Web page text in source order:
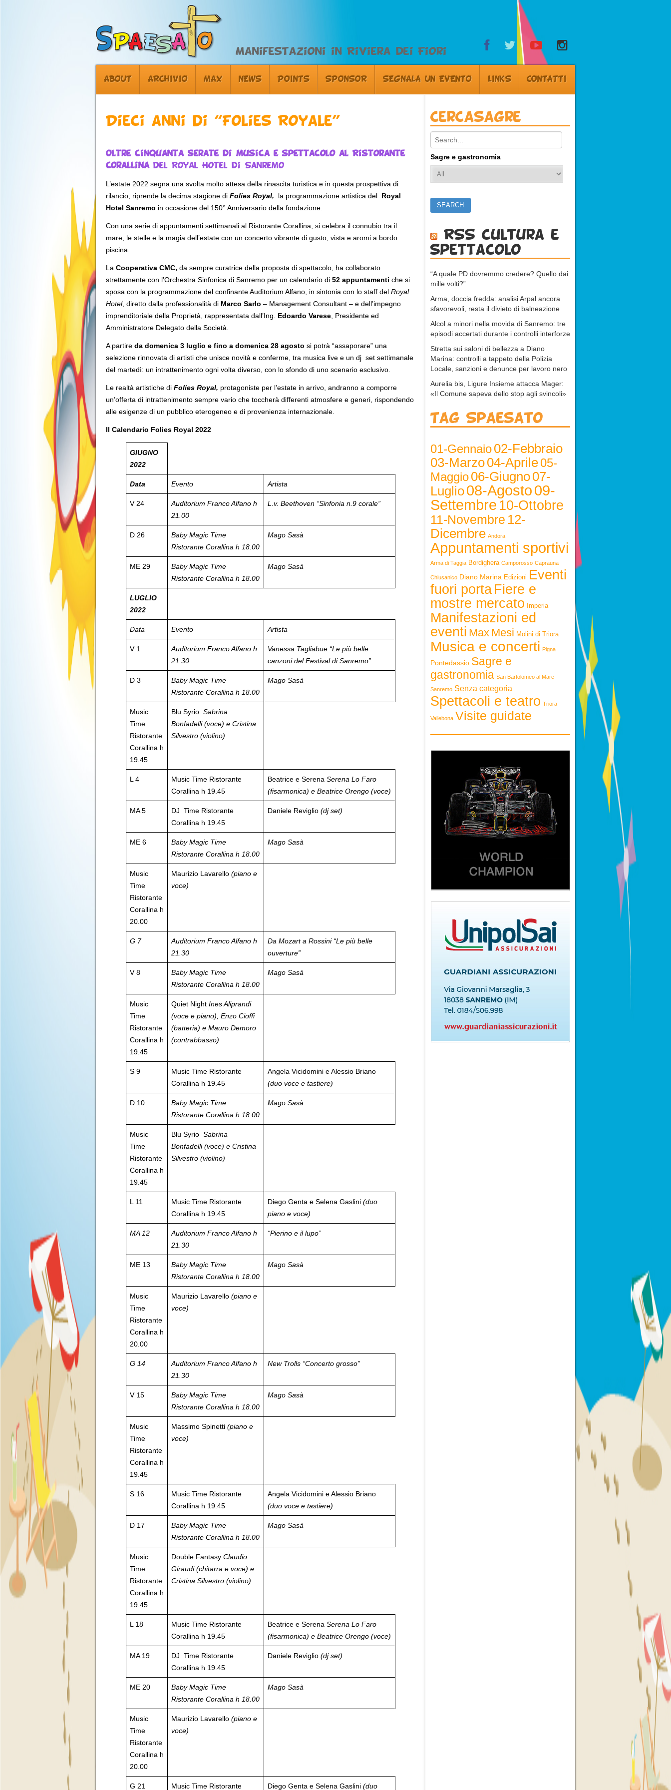
Manifestazioni in Riviera dei Fiori
ABOUT ARCHIVIO MAX NEWS POINTS SPONSOR SEGNALA UN EVENTO LINKS CONTATTI
Dieci anni di “Folies Royale”
Oltre cinquanta serate di musica e spettacolo al Ristorante
Corallinadel Royal Hotel di Sanremo
L’estate 2022 segna una svolta molto attesa della rinascita turistica e in questa prospettiva di
rilancio, riprende la decima stagione di Folies Royal, la programmazione artistica del Royal
Hotel Sanremo in occasione del 150° Anniversario della fondazione.
Con una serie di appuntamenti settimanali al Ristorante Corallina, si celebra il connubio tra il
mare, le stelle e la magia dell’estate con un concerto vibrante di gusto, vista e aromi a bordo
piscina.
La Cooperativa CMC, da sempre curatrice della proposta di spettacolo, ha collaborato
strettamente con l’Orchestra Sinfonica di Sanremo per un calendario di 52 appuntamenti che si
sposa con la programmazione del confinante Auditorium Alfano, in sintonia con lo staff del Royal
Hotel, diretto dalla professionalità di Marco Sarlo – Management Consultant – e dell’impegno
imprenditoriale della Proprietà, rappresentata dall’Ing. Edoardo Varese , Presidente ed
Amministratore Delegato della Società.
A partire da domenica 3 luglio e fino a domenica 28 agosto si potrà “assaporare” una
selezione rinnovata di artisti che unisce novità e conferme, tra musica live e un dj set settimanale
del martedì: un intrattenimento ogni volta diverso, con lo sfondo di uno scenario esclusivo.
Le realtà artistiche di Folies Royal, protagoniste per l’estate in arrivo, andranno a comporre
un’offerta di intrattenimento sempre vario che toccherà differenti atmosfere e generi, rispondendo
alle esigenze di un pubblico eterogeneo e di provenienza internazionale.
Il Calendario Folies Royal 2022
GIUGNO
2022
Data Evento Artista
V 24
Auditorium Franco Alfano h
21.00
L.v. Beethoven “Sinfonia n.9 corale”
D 26
Baby Magic Time
Ristorante Corallina h 18.00
Mago Sasà
ME 29
Baby Magic Time
Ristorante Corallina h 18.00
Mago Sasà
LUGLIO
2022
Data Evento Artista
V 1
Auditorium Franco Alfano h
21.30
Vanessa Tagliabue “Le più belle
canzoni del Festival di Sanremo”
D 3
Baby Magic Time
Ristorante Corallina h 18.00
Mago Sasà
Music
Time
Ristorante
Corallina h
19.45
Blu Syrio Sabrina
Bonfadelli (voce) e Cristina
Silvestro (violino)
L 4
Music Time Ristorante
Corallina h 19.45
Beatrice e Serena Serena Lo Faro
(fisarmonica) e Beatrice Orengo (voce)
MA 5
DJ Time Ristorante
Corallina h 19.45
Daniele Reviglio (dj set)
ME 6
Baby Magic Time
Ristorante Corallina h 18.00
Mago Sasà
Music
Time
Ristorante
Corallina h
20.00
Maurizio Lavarello (piano e
voce)
G 7
Auditorium Franco Alfano h
21.30
Da Mozart a Rossini “Le più belle
ouverture”
V 8
Baby Magic Time
Ristorante Corallina h 18.00
Mago Sasà
Music
Time
Ristorante
Corallina h
19.45
Quiet Night Ines Aliprandi
(voce e piano), Enzo Cioffi
(batteria) e Mauro Demoro
(contrabbasso)
S 9
Music Time Ristorante
Corallina h 19.45
Angela Vicidomini e Alessio Briano
(duo voce e tastiere)
D 10
Baby Magic Time
Ristorante Corallina h 18.00
Mago Sasà
Music
Time
Ristorante
Corallina h
19.45
Blu Syrio Sabrina
Bonfadelli (voce) e Cristina
Silvestro (violino)
L 11
Music Time Ristorante
Corallina h 19.45
Diego Genta e Selena Gaslini (duo
piano e voce)
MA 12
Auditorium Franco Alfano h
21.30
“Pierino e il lupo”
ME 13
Baby Magic Time
Ristorante Corallina h 18.00
Mago Sasà
Music
Time
Ristorante
Corallina h
20.00
Maurizio Lavarello (piano e
voce)
G 14
Auditorium Franco Alfano h
21.30
New Trolls “Concerto grosso”
V 15
Baby Magic Time
Ristorante Corallina h 18.00
Mago Sasà
Music
Time
Ristorante
Corallina h
19.45
Massimo Spinetti (piano e
voce)
S 16
Music Time Ristorante
Corallina h 19.45
Angela Vicidomini e Alessio Briano
(duo voce e tastiere)
D 17
Baby Magic Time
Ristorante Corallina h 18.00
Mago Sasà
Music
Time
Ristorante
Corallina h
19.45
Double Fantasy Claudio
Giraudi (chitarra e voce) e
Cristina Silvestro (violino)
L 18
Music Time Ristorante
Corallina h 19.45
Beatrice e Serena Serena Lo Faro
(fisarmonica) e Beatrice Orengo (voce)
MA 19
DJ Time Ristorante
Corallina h 19.45
Daniele Reviglio (dj set)
ME 20
Baby Magic Time
Ristorante Corallina h 18.00
Mago Sasà
Music
Time
Ristorante
Corallina h
20.00
Maurizio Lavarello (piano e
voce)
G 21 Music Time Ristorante Diego Genta e Selena Gaslini (duo
Cercasagre
Search:
Sagre e gastronomia
RSS cultura e
spettacolo
“A quale PD dovremmo credere? Quello dai
mille volti?”
Arma, doccia fredda: analisi Arpal ancora
sfavorevoli, resta il divieto di balneazione
Alcol a minori nella movida di Sanremo: tre
episodi accertati durante i controlli interforze
Stretta sui saloni di bellezza a Diano
Marina: controlli a tappeto della Polizia
Locale, sanzioni e denunce per lavoro nero
Aurelia bis, Ligure Insieme attacca Mager:
«Il Comune sapeva dello stop agli svincoli»
Tag Spaesato
01-Gennaio02-Febbraio
03-Marzo04-Aprile05-
Maggio06-Giugno07-
Luglio08-Agosto09-
Settembre 10-Ottobre
11-Novembre 12-
Dicembre Andora
Appuntamenti sportivi
Arma di Taggia Bordighera Camporosso Caprauna
Chiusanico Diano Marina Edizioni Eventi
fuori porta Fiere e
mostre mercato
Imperia
Manifestazioni ed
eventi Max Mesi Molini di Triora
Musica e concerti Pigna
Pontedassio Sagre e
gastronomia San Bartolomeo al Mare
Sanremo Senza categoria
Spettacoli e teatro Triora
Vallebona Visite guidate